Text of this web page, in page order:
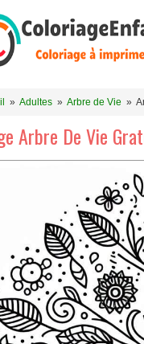
» Adultes » Arbre de Vie »
Arbre De Vie